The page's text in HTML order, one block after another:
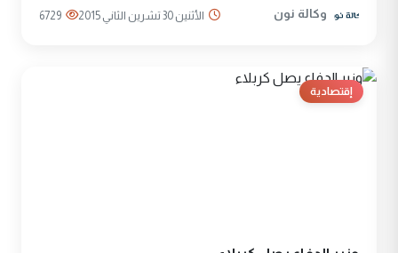
وكالة نون الأثنين 30 تشرين الثاني 2015 6729
إقتصادية